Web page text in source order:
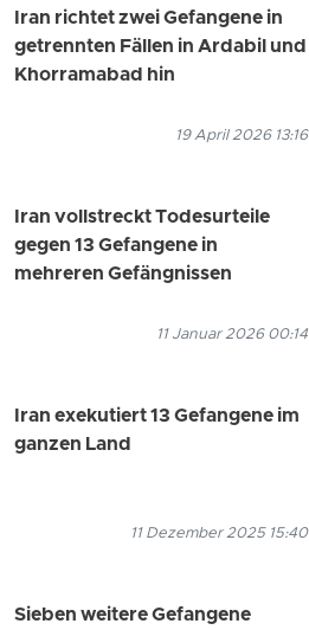
Iran richtet zwei Gefangene in
getrennten Fällen in Ardabil und
Khorramabad hin
19 April 2026 13:16
Iran vollstreckt Todesurteile
gegen 13 Gefangene in
mehreren Gefängnissen
11 Januar 2026 00:14
Iran exekutiert 13 Gefangene im
ganzen Land
11 Dezember 2025 15:40
Sieben weitere Gefangene